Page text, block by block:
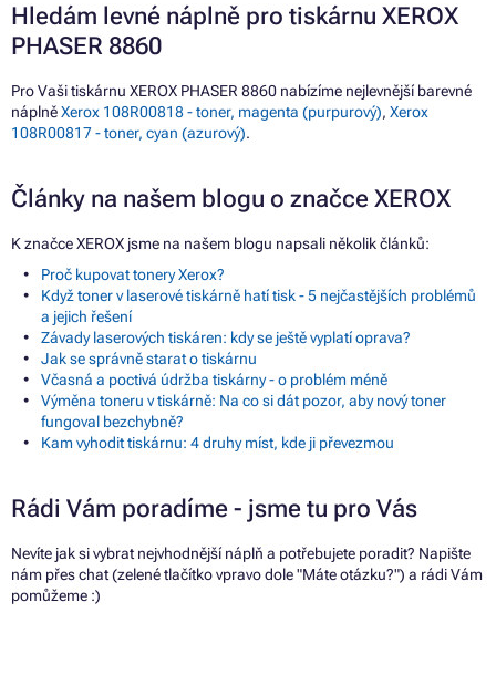
Hledám levné náplně pro tiskárnu XEROX
PHASER 8860
Pro Vaši tiskárnu XEROX PHASER 8860 nabízíme nejlevnější barevné
náplněXerox 108R00818 - toner, magenta (purpurový), Xerox
108R00817 - toner, cyan (azurový).
Články na našem blogu o značce XEROX
K značce XEROX jsme na našem blogu napsali několik článků:
Proč kupovat tonery Xerox?
Když toner v laserové tiskárně hatí tisk - 5 nejčastějších problémů
a jejich řešení
Závady laserových tiskáren: kdy se ještě vyplatí oprava?
Jak se správně starat o tiskárnu
Včasná a poctivá údržba tiskárny - o problém méně
Výměna toneru v tiskárně: Na co si dát pozor, aby nový toner
fungoval bezchybně?
Kam vyhodit tiskárnu: 4 druhy míst, kde ji převezmou
Rádi Vám poradíme - jsme tu pro Vás
Nevíte jak si vybrat nejvhodnější náplň a potřebujete poradit? Napište
nám přes chat (zelené tlačítko vpravo dole "Máte otázku?") a rádi Vám
pomůžeme :)